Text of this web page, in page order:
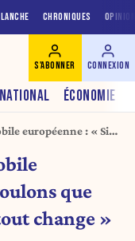
CHRONIQUES
ÉCONOMIE
S'ABONNER CONNEXION
européenne : « Si
que
change »